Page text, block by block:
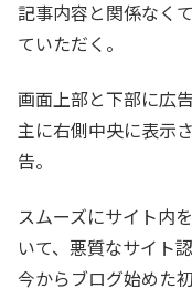
記事内容と関係なく
ていただく。
画面上部と下部に広
主に右側中央に表示
告。
スムーズにサイト内
いて、悪質なサイト
今からブログ始めた